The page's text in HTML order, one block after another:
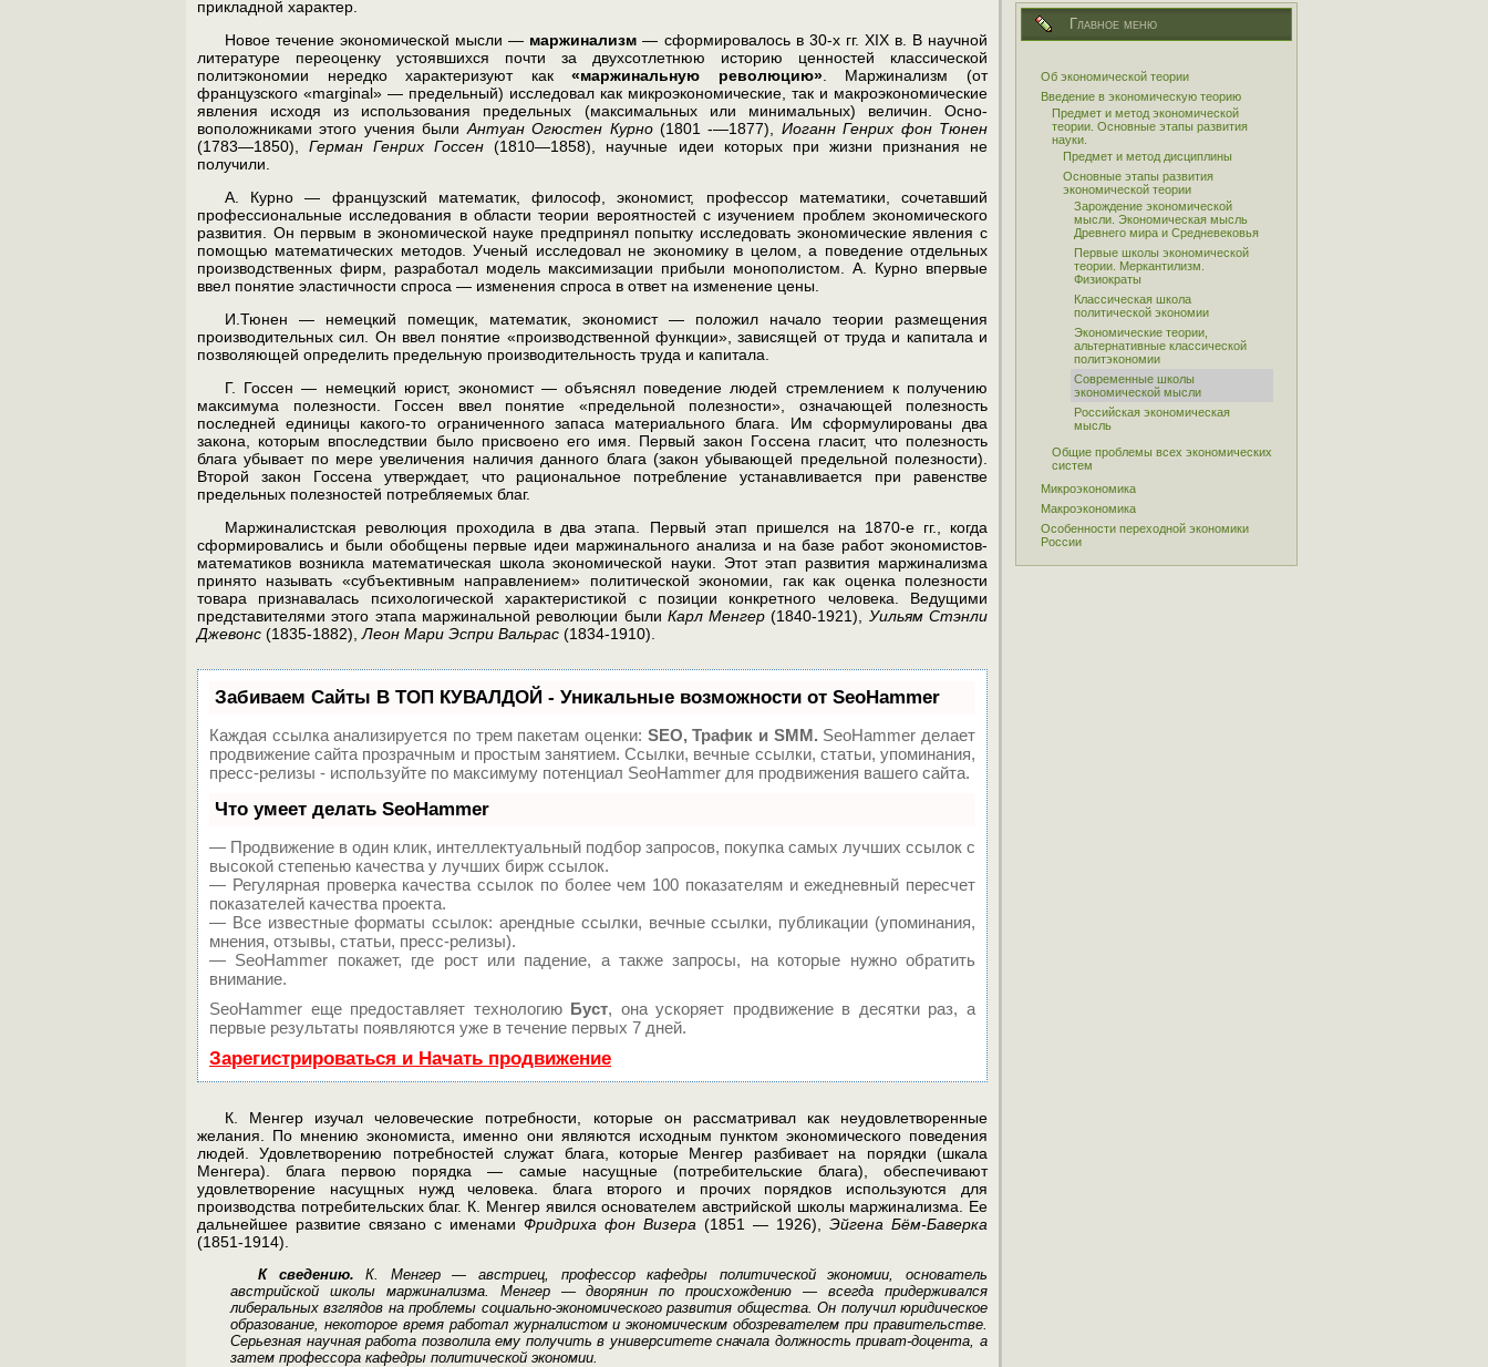
прикладной характер.
Новое течение экономической мысли — маржинализм — сформировалось в 30-х гг. XIX в. В научной
литературе пере­оценку устоявшихся почти за двухсотлетнюю историю ценно­стей классической
политэкономии нередко характеризуют как«маржинальную революцию». Маржинализм (от
французского «marginal» — предельный) исследовал как микроэкономические, так и макроэкономические
явления исходя из использования предельных (максимальных или минимальных) величин. Осно­
воположниками этого учения были Антуан Огюстен Курно(1801 -—1877), Иоганн Генрих фон Тюнен
(1783—1850),Герман Ген­рих Госсен (1810—1858), научные идеи которых при жизни при­знания не
получили.
А. Курно — французский математик, философ, экономист, профессор математики, сочетавший
профессиональные исследо­вания в области теории вероятностей с изучением проблем эко­номического
развития. Он первым в экономической науке пред­принял попытку исследовать экономические явления с
помо­щью математических методов. Ученый исследовал не экономику в целом, а поведение отдельных
производственных фирм, разра­ботал модель максимизации прибыли монополистом. А. Курно впервые
ввел понятие эластичности спроса — изменения спроса в ответ на изменение цены.
И.Тюнен — немецкий помещик, математик, экономист — положил начало теории размещения
производительных сил. Он ввел понятие «производственной функции», зависящей от труда и капитала и
позволяющей определить предельную производи­тельность труда и капитала.
Г. Госсен — немецкий юрист, экономист — объяснял пове­дение людей стремлением к получению
максимума полезности. Госсен ввел понятие «предельной полезности», означающей по­лезность
последней единицы какого-то ограниченного запаса материального блага. Им сформулированы два
закона, которым впоследствии было присвоено его имя. Первый закон Госсена гласит, что полезность
блага убывает по мере увеличения нали­чия данного блага (закон убывающей предельной полезности).
Второй закон Госсена утверждает, что рациональное потребле­ние устанавливается при равенстве
предельных полезностей по­требляемых благ.
Маржиналистская революция проходила в два этапа. Первый этап пришелся на 1870-е гг., когда
сформировались и были обоб­щены первые идеи маржинального анализа и на базе работ эко­номистов-
математиков возникла математическая школа эконо­мической науки. Этот этап развития маржинализма
принято на­зывать «субъективным направлением» политической экономии, гак как оценка полезности
товара признавалась психологической характеристикой с позиции конкретного человека. Ведущими
представителями этого этапа маржинальной революции были Карл Менгер (1840-1921), Уильям Стэнли
Джевонс (1835-1882), Леон Мари Эспри Вальрас (1834-1910).
Забиваем Сайты В ТОП КУВАЛДОЙ - Уникальные возможности от SeoHammer
Каждая ссылка анализируется по трем пакетам оценки: SEO, Трафик и SMM. SeoHammer делает
продвижение сайта прозрачным и простым занятием. Ссылки, вечные ссылки, статьи, упоминания,
пресс-релизы - используйте по максимуму потенциал SeoHammer для продвижения вашего сайта.
Что умеет делать SeoHammer
— Продвижение в один клик, интеллектуальный подбор запросов, покупка самых лучших ссылок с
высокой степенью качества у лучших бирж ссылок.
— Регулярная проверка качества ссылок по более чем 100 показателям и ежедневный пересчет
показателей качества проекта.
— Все известные форматы ссылок: арендные ссылки, вечные ссылки, публикации (упоминания,
мнения, отзывы, статьи, пресс-релизы).
— SeoHammer покажет, где рост или падение, а также запросы, на которые нужно обратить
внимание.
SeoHammer еще предоставляет технологию Буст, она ускоряет продвижение в десятки раз, а
первые результаты появляются уже в течение первых 7 дней.
Зарегистрироваться и Начать продвижение
К. Менгер изучал человеческие потребности, которые он рассматривал как неудовлетворенные
желания. По мнению эко­номиста, именно они являются исходным пунктом экономиче­ского поведения
людей. Удовлетворению потребностей служат блага, которые Менгер разбивает на порядки (шкала
Менгера). блага первою порядка — самые насущные (потребительские блага), обеспечивают
удовлетворение насущных нужд человека. блага второго и прочих порядков используются для
производства потребительских благ. К. Менгер явился основателем австрийской школы маржинализма. Ее
дальнейшее развитие связано с именами Фридриха фон Визера (1851 — 1926), Эйгена Бём-Баверка
(1851-1914).
К сведению. К. Менгер — австриец, профессор кафедры по­литической экономии, основатель
австрийской школы маржи­нализма. Менгер — дворянин по происхождению — всегда при­держивался
либеральных взглядов на проблемы социально-эко­номического развития общества. Он получил юридическое
образование, некоторое время работал журналистом и эконо­мическим обозревателем при правительстве.
Серьезная научная работа позволила ему получить в университете сначала долж­ность приват-доцента, а
затем профессора кафедры политиче­ской экономии.
Главное меню
Об экономической теории
Введение в экономическую теорию
Предмет и метод экономической
теории. Основные этапы развития
науки.
Предмет и метод дисциплины
Основные этапы развития
экономической теории
Зарождение экономической
мысли. Экономическая мысль
Древнего мира и Средневековья
Первые школы экономической
теории. Меркантилизм.
Физиократы
Классическая школа
политической экономии
Экономические теории,
альтернативные классической
политэкономии
Современные школы
экономической мысли
Российская экономическая
мысль
Общие проблемы всех экономических
систем
Микроэкономика
Макроэкономика
Особенности переходной экономики
России